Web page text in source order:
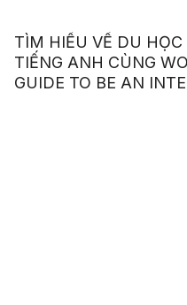
TÌM HIỂU VỀ DU HỌC
TIẾNG ANH CÙNG
GUIDE TO BE AN